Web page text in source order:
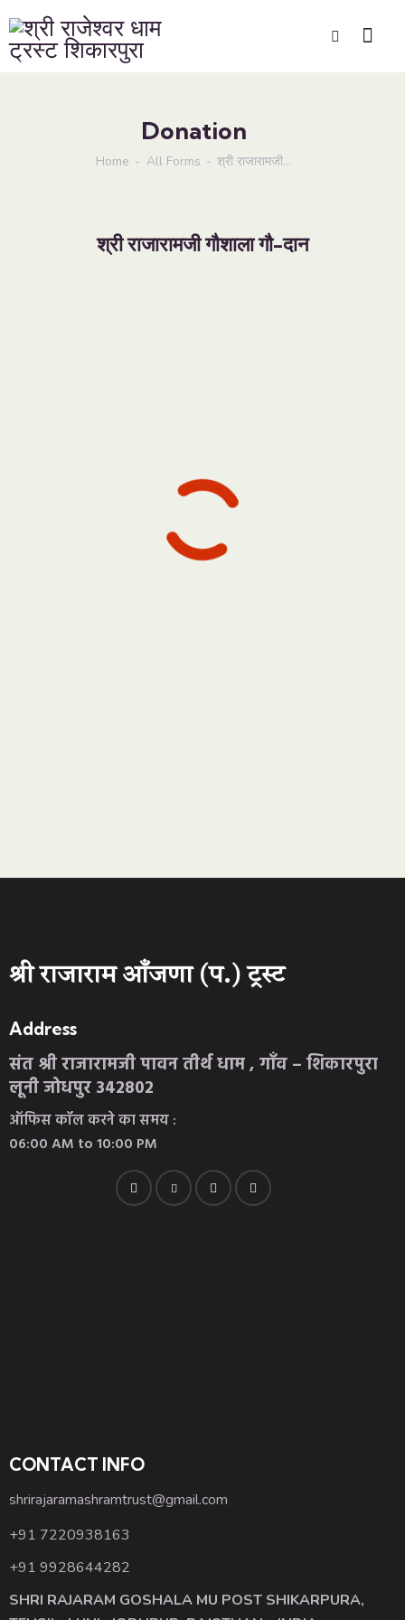
Donation
Home All Forms श्री राजारामजी...
श्री राजारामजी गौशाला गौ-दान
श्री राजाराम आँजणा (प.) ट्रस्ट
Address
संत श्री राजारामजी पावन तीर्थ धाम , गाँव – शिकारपुरा
लूनी जोधपुर 342802
ऑफिस कॉल करने का समय :
06:00 AM to 10:00 PM
CONTACT INFO
shrirajaramashramtrust@gmail.com
+91 7220938163
+91 9928644282
SHRI RAJARAM GOSHALA MU POST SHIKARPURA,